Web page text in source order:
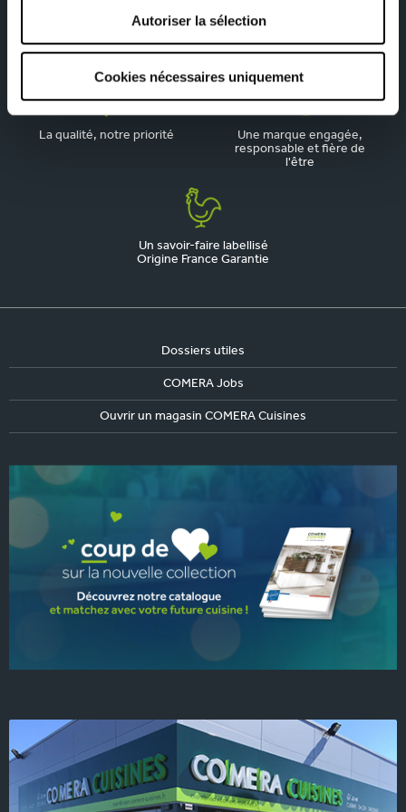
Autoriser la sélection
Cookies nécessaires uniquement
cuisine aménagée
respecte votre budget
La qualité, notre priorité
Une marque engagée,
responsable et fière de
l'être
Un savoir-faire labellisé
Origine France Garantie
Dossiers utiles
COMERA Jobs
Ouvrir un magasin COMERA Cuisines